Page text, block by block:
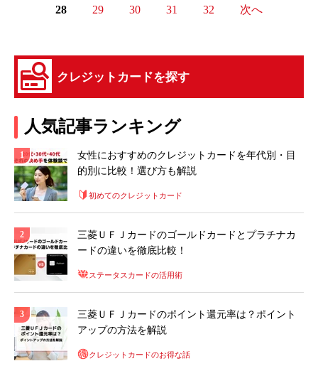
28
29 30 31 32 次へ
クレジットカードを探す
人気記事ランキング
女性におすすめのクレジットカードを年代別・目
的別に比較！選び方も解説
初めてのクレジットカード
三菱ＵＦＪカードのゴールドカードとプラチナカ
ードの違いを徹底比較！
ステータスカードの活用術
三菱ＵＦＪカードのポイント還元率は？ポイント
アップの方法を解説
クレジットカードのお得な話